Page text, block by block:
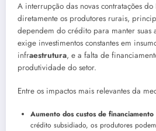
A interrupção das novas contratações
diretamente os produtores rurais,
dependem do crédito para manter
exige investimentos constantes em
infraestrutura, e a falta de
produtividade do setor.
Entre os impactos mais relevantes da
Aumento dos custos de financiamento
crédito subsidiado, os produtores